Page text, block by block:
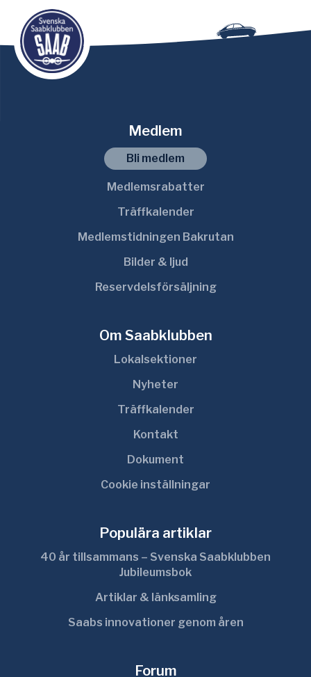
Medlem
Bli medlem
Medlemsrabatter
Träffkalender
Medlemstidningen Bakrutan
Bilder & ljud
Reservdelsförsäljning
Om Saabklubben
Lokalsektioner
Nyheter
Träffkalender
Kontakt
Dokument
Cookie inställningar
Populära artiklar
40 år tillsammans – Svenska Saabklubben
Jubileumsbok
Artiklar & länksamling
Saabs innovationer genom åren
Forum